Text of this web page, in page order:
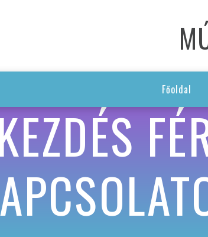
Főoldal